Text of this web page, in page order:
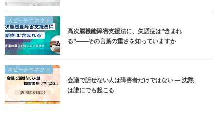
スピーチコネクト
高次脳機能障害支援法に、失語症は”含まれ
る”——その言葉の重さを知っていますか
スピーチコネクト
会議で話せない人は障害者だけではない ― 沈黙
は誰にでも起こる